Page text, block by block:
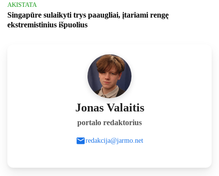
AKISTATA
Singapūre sulaikyti trys paaugliai, įtariami rengę
ekstremistinius išpuolius
Jonas Valaitis
portalo redaktorius
redakcija@jarmo.net